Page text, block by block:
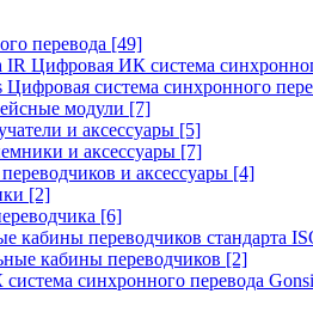
перевода [49]
IR Цифровая ИК система
Цифровая система синхронного
модули [7]
и аксессуары [5]
и аксессуары [7]
и аксессуары [4]
[2]
[6]
кабины переводчиков стандарта
кабины переводчиков [2]
синхронного перевода